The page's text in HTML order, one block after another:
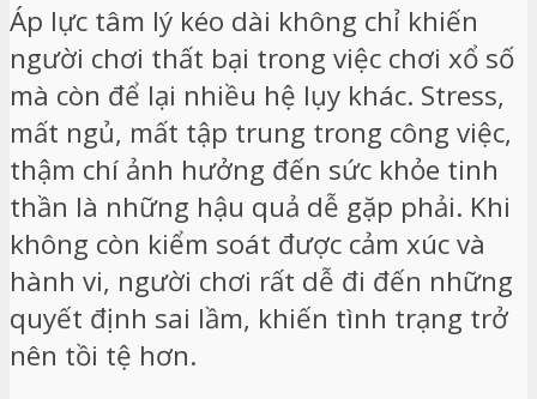
Áp lực tâm lý kéo dài không chỉ khiến
người chơi thất bại trong việc chơi xổ số
mà còn để lại nhiều hệ lụy khác. Stress,
mất ngủ, mất tập trung trong công việc,
thậm chí ảnh hưởng đến sức khỏe tinh
thần là những hậu quả dễ gặp phải. Khi
không còn kiểm soát được cảm xúc và
hành vi, người chơi rất dễ đi đến những
quyết định sai lầm, khiến tình trạng trở
nên tồi tệ hơn.